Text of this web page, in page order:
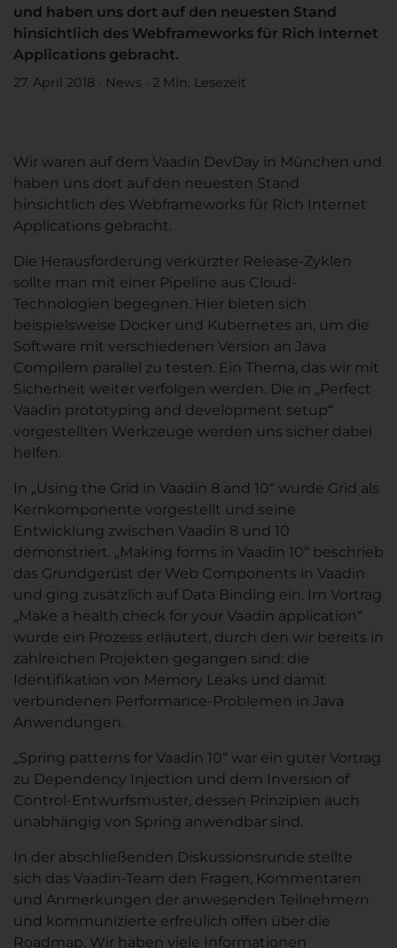
und haben uns dort auf den neuesten Stand
hinsichtlich des Webframeworks für Rich Internet
Applications gebracht.
27. April 2018 · News · 2 Min. Lesezeit
Wir waren auf dem Vaadin DevDay in München und
haben uns dort auf den neuesten Stand
hinsichtlich des Webframeworks für Rich Internet
Applications gebracht.
Die Herausforderung verkürzter Release-Zyklen
sollte man mit einer Pipeline aus Cloud-
Technologien begegnen. Hier bieten sich
beispielsweise Docker und Kubernetes an, um die
Software mit verschiedenen Version an Java
Compilern parallel zu testen. Ein Thema, das wir mit
Sicherheit weiter verfolgen werden. Die in „Perfect
Vaadin prototyping and development setup“
vorgestellten Werkzeuge werden uns sicher dabei
helfen.
In „Using the Grid in Vaadin 8 and 10“ wurde Grid als
Kernkomponente vorgestellt und seine
Entwicklung zwischen Vaadin 8 und 10
demonstriert. „Making forms in Vaadin 10“ beschrieb
das Grundgerüst der Web Components in Vaadin
und ging zusätzlich auf Data Binding ein. Im Vortrag
„Make a health check for your Vaadin application“
wurde ein Prozess erläutert, durch den wir bereits in
zahlreichen Projekten gegangen sind: die
Identifikation von Memory Leaks und damit
verbundenen Performance-Problemen in Java
Anwendungen.
„Spring patterns for Vaadin 10“ war ein guter Vortrag
zu Dependency Injection und dem Inversion of
Control-Entwurfsmuster, dessen Prinzipien auch
unabhängig von Spring anwendbar sind.
In der abschließenden Diskussionsrunde stellte
sich das Vaadin-Team den Fragen, Kommentaren
und Anmerkungen der anwesenden Teilnehmern
und kommunizierte erfreulich offen über die
Roadmap. Wir haben viele Informationen